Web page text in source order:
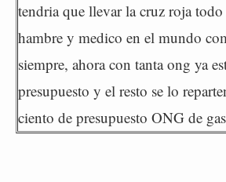
tendria que llevar la cruz roja
hambre y medico en el mundo
siempre, ahora con tanta ong ya
presupuesto y el resto se lo
ciento de presupuesto ONG de